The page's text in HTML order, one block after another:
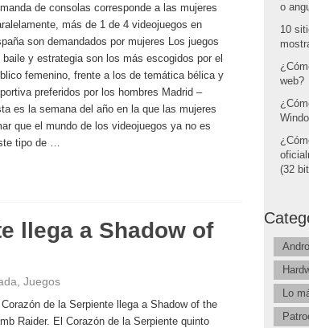
de consolas corresponde a las mujeres
más de 1 de 4 videojuegos en
son demandados por mujeres Los juegos
baile y estrategia son los más escogidos por el
femenino, frente a los de temática bélica y
preferidos por los hombres Madrid –
es la semana del año en la que las mujeres
que el mundo de los videojuegos ya no es
tipo de …
llega a Shadow of
Juegos
Corazón de la Serpiente llega a Shadow of the
Raider. El Corazón de la Serpiente quinto
o
10
web?
(32
Lo